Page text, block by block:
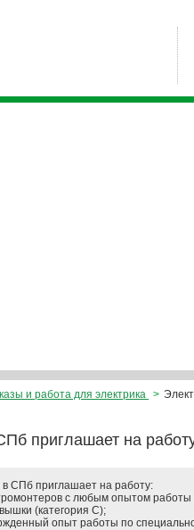
и работа для электрика >
приглашает на
СПб приглашает на работу:
с любым опытом
(категория С);
опыт работы по